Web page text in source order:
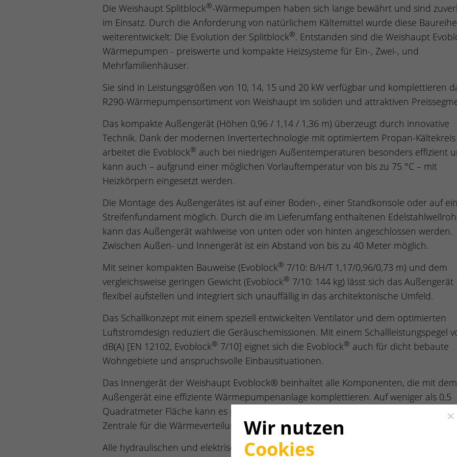
Die Weishaupt Splitblock®-Wärmepumpen haben sich lange bewährt und sind
im Einsatz. Durch die Anforderung von natürlichem Kältemittel wurde diese Baureihe
weiterentwickelt: Die Evolution der Splitblock®. Entstanden sind die Weishaupt
Wärmepumpen - preiswerte und kompakte Heizsysteme für Ein-, Zwei-, und
Mehrfamilienhäuser.
Sie sind in Leistungsgrößen von 10, 14, 15 und 20 kW verfügbar und komplettieren
R290-Wärmepumpensortiment von Weishaupt im soliden und attraktiven
Das kompakte Außengerät (Höhen 0,96 / 1,14 / 1,36 m) überzeugt durch innovative
Technik. Dank der modernen Invertertechnologie mit optimiertem Propan-Kältekreis
arbeitet die Evoblock® auch bei niedrigen Außentemperaturen besonders effizient
kann auch – aufgrund einer möglichen Vorlauftemperatur von bis zu 75 °C – mit
Heizkörpern eingesetzt werden.
Die Montage des Außengerätes ist auf einer Boden-, einer Standkonsole oder auf
Streifenfundament möglich. Durch die im Lieferumfang enthaltenen
kann das Außengerät wahlweise von unten oder von hinten angeschlossen werden.
Zwischen Außen- und Innengerät ist ein Abstand von bis zu 40 Meter möglich.
Mit seiner kompakten Bauweise (Evoblock® 7/10: B/H/T 1,17/0,96/0,73 m) und dem
vergleichsweise geringen Gewicht (Evoblock® 7/10: 144 kg) lässt sich das Außengerät
flexibel aufstellen und integriert sich unauffällig in das architektonische Umfeld.
Das Schallkonzept mit einem speziell entwickelten Ventilator und dem optimierten
Luftstromdesign reduziert die Geräuschemissionen. Mit einem Schallleistungspegel
dB(A) [EN 12102, Evoblock® 7/10] eignet sich die Evoblock® auch für dicht bebaute
Wohngebiete und anspruchsvolle Einbausituationen.
Das Innengerät der Weishaupt Evoblock® beinhaltet alle Komponenten, die mit dem
Außengerät eine effiziente Wärmepumpenanlage komplettieren. Auf weniger als 0,5
Quadratmeter Fläche kann es platzsparend an die Wand montiert werden und
Zentrale für die Wärmeverteilung im Gebäude.
Alle hydraulischen und elektrischen Anschlüsse sind übersichtlich angeordnet und
Wir nutzen
Cookies